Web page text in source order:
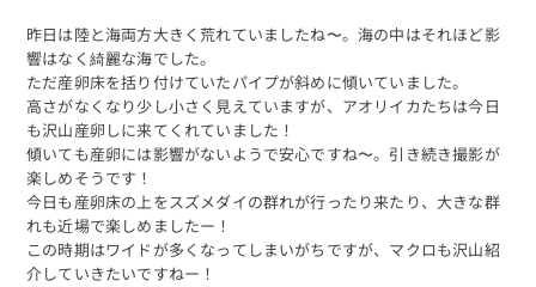
昨日は陸と海両方大きく荒れていましたね〜。海の中はそれほど影
響はなく綺麗な海でした。
ただ産卵床を括り付けていたパイプが斜めに傾いていました。
高さがなくなり少し小さく見えていますが、アオリイカたちは今日
も沢山産卵しに来てくれていました！
傾いても産卵には影響がないようで安心ですね〜。引き続き撮影が
楽しめそうです！
今日も産卵床の上をスズメダイの群れが行ったり来たり、大きな群
れも近場で楽しめましたー！
この時期はワイドが多くなってしまいがちですが、マクロも沢山紹
介していきたいですねー！